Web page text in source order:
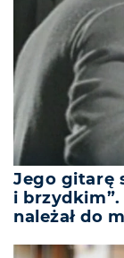
Jego gitarę
i brzydkim”.
należał do